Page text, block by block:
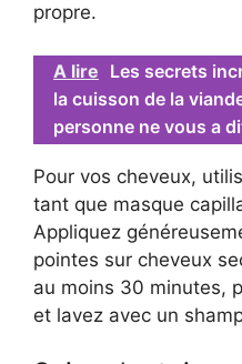
propre.
A lire Les secrets
la cuisson de la
personne ne vous a
Pour vos cheveux,
tant que masque
Appliquez
pointes sur cheveux
au moins 30 minutes,
et lavez avec un